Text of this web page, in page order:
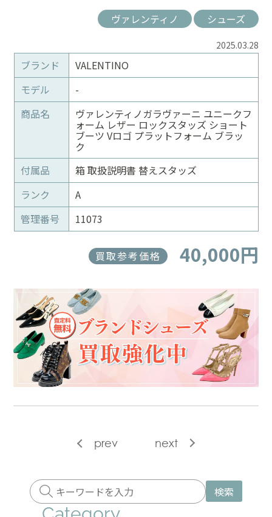
ヴァレンティノ シューズ
2025.03.28
ブランド
VALENTINO
モデル
-
商品名
ヴァレンティノガラヴァーニ ユニークフ
ォーム レザー ロックスタッズ ショート
ブーツ Vロゴ プラットフォーム ブラッ
ク
付属品
箱 取扱説明書 替えスタッズ
ランク
A
管理番号
11073
買取参考価格 40,000円
prev next
検索